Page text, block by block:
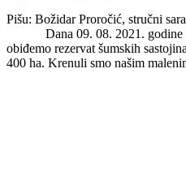
Pišu: Božidar Proročić, stručni
Dana 09. 08. 2021. godine
obiđemo rezervat šumskih
400 ha. Krenuli smo našim